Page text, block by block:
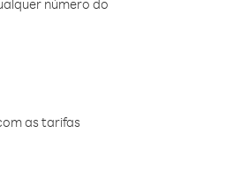
número do
as tarifas